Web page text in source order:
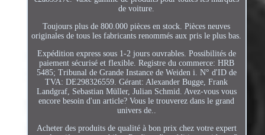
de voiture.
Toujours plus de 800.000 pièces en stock. Pièces neuves
originales de tous les fabricants renommés aux pris le plus bas.
Expédition express sous 1-2 jours ouvrables. Possibilités de
paiement sécurisé et flexible. Registre du commerce: HRB
5485; Tribunal de Grande Instance de Weiden i. N° d'ID de
TVA: DE298326559. Gérant: Alexander Bugge, Frank
Landgraf, Sebastian Müller, Julian Schmid. Avez-vous vous
encore besoin d'un article? Vous le trouverez dans le grand
univers de..
Acheter des produits de qualité à bon prix chez votre expert